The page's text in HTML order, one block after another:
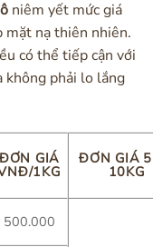
niêm yết mức giá
mặt nạ thiên nhiên.
có thể tiếp cận với
không phải lo lắng
ĐƠN GIÁ
1KG
ĐƠN GIÁ
10KG
500.000